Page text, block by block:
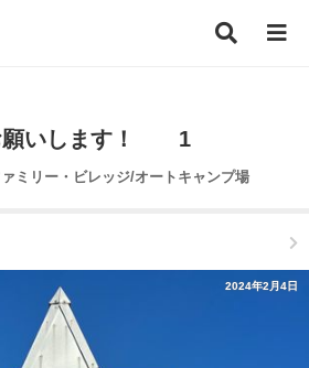
願いします！ 1
ミリー・ビレッジ/オートキャンプ場
2024年2月4日